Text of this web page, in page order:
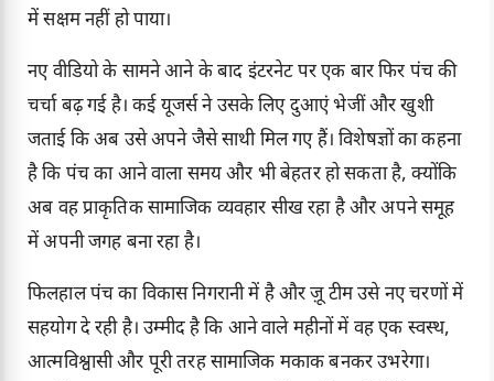
में सक्षम नहीं हो पाया।
नए वीडियो के सामने आने के बाद इंटरनेट पर एक बार फिर पंच की
चर्चा बढ़ गई है। कई यूजर्स ने उसके लिए दुआएं भेजीं और खुशी
जताई कि अब उसे अपने जैसे साथी मिल गए हैं। विशेषज्ञों का कहना
है कि पंच का आने वाला समय और भी बेहतर हो सकता है, क्योंकि
अब वह प्राकृतिक सामाजिक व्यवहार सीख रहा है और अपने समूह
में अपनी जगह बना रहा है।
फिलहाल पंच का विकास निगरानी में है और ज़ू टीम उसे नए चरणों में
सहयोग दे रही है। उम्मीद है कि आने वाले महीनों में वह एक स्वस्थ,
आत्मविश्वासी और पूरी तरह सामाजिक मकाक बनकर उभरेगा।